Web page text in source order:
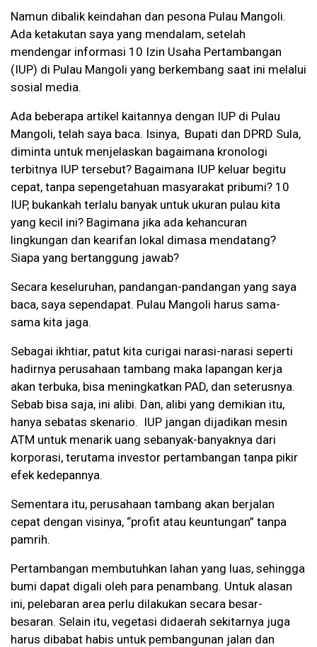
Namun dibalik keindahan dan pesona Pulau Mangoli.
Ada ketakutan saya yang mendalam, setelah
mendengar informasi 10 Izin Usaha Pertambangan
(IUP) di Pulau Mangoli yang berkembang saat ini melalui
sosial media.
Ada beberapa artikel kaitannya dengan IUP di Pulau
Mangoli, telah saya baca. Isinya, Bupati dan DPRD Sula,
diminta untuk menjelaskan bagaimana kronologi
terbitnya IUP tersebut? Bagaimana IUP keluar begitu
cepat, tanpa sepengetahuan masyarakat pribumi? 10
IUP, bukankah terlalu banyak untuk ukuran pulau kita
yang kecil ini? Bagimana jika ada kehancuran
lingkungan dan kearifan lokal dimasa mendatang?
Siapa yang bertanggung jawab?
Secara keseluruhan, pandangan-pandangan yang saya
baca, saya sependapat. Pulau Mangoli harus sama-
sama kita jaga.
Sebagai ikhtiar, patut kita curigai narasi-narasi seperti
hadirnya perusahaan tambang maka lapangan kerja
akan terbuka, bisa meningkatkan PAD, dan seterusnya.
Sebab bisa saja, ini alibi. Dan, alibi yang demikian itu,
hanya sebatas skenario. IUP jangan dijadikan mesin
ATM untuk menarik uang sebanyak-banyaknya dari
korporasi, terutama investor pertambangan tanpa pikir
efek kedepannya.
Sementara itu, perusahaan tambang akan berjalan
cepat dengan visinya, “profit atau keuntungan” tanpa
pamrih.
Pertambangan membutuhkan lahan yang luas, sehingga
bumi dapat digali oleh para penambang. Untuk alasan
ini, pelebaran area perlu dilakukan secara besar-
besaran. Selain itu, vegetasi didaerah sekitarnya juga
harus dibabat habis untuk pembangunan jalan dan